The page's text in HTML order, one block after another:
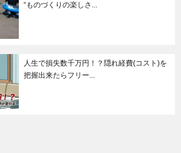
“ものづくりの楽しさ...
人生で損失数千万円！？隠れ経費(コスト)を
把握出来たらフリー...